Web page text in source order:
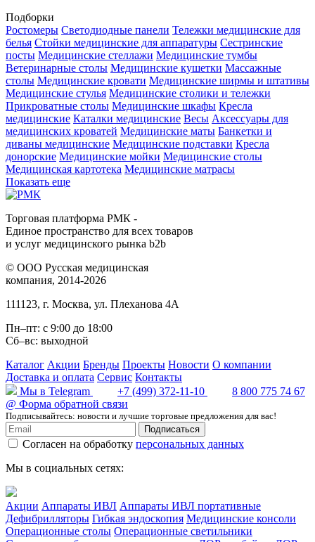
Подборки
Ростомеры Светодиодные панели Тележки медицинские для
белья Стойки медицинские для аппаратуры Сестринские
посты Медицинские стеллажи Медицинские тумбы
Ветеринарные столы Медицинские кушетки Массажные
столы Медицинские кровати Медицинские ширмы и штативы
Медицинские стулья Медицинские столики и тележки
Прикроватные столы Медицинские шкафы Кресла
медицинские Каталки медицинские Весы Аксессуары для
медицинских кроватей Медицинские маты Банкетки и
диваны медицинские Медицинские подставки Кресла
донорские Медицинские мойки Медицинские столы
Медицинская картотека Медицинские матрасы
Показать еще
Торговая платформа РМК -
Единое пространство для всех товаров
и услуг медицинского рынка b2b
© ООО Русская медицинская
компания, 2014-2026
111123, г. Москва, ул. Плеханова 4А
Пн–пт: с 9:00 до 18:00
Сб–вс: выходной
Каталог Акции Бренды Проекты Новости О компании
Доставка и оплата Сервис Контакты
Мы в Telegram
+7 (499) 372-11-10
8 800 775 74 67
@ Форма обратной связи
Подписывайтесь: новости и лучшие торговые предложения для вас!
Подписаться
Согласен на обработку персональных данных
Мы в социальных сетях:
Акции Аппараты ИВЛ Аппараты ИВЛ портативные
Дефибрилляторы Гибкая эндоскопия Медицинские консоли
Операционные столы Операционные светильники